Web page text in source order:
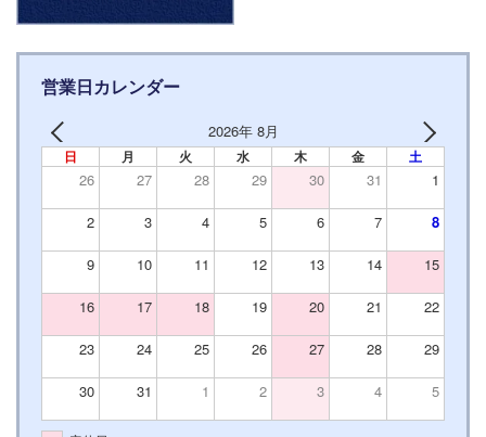
営業日カレンダー
2026年 8月
日 月 火 水 木 金 土
26 27 28 29 30 31 1
2 3 4 5 6 7 8
9 10 11 12 13 14 15
16 17 18 19 20 21 22
23 24 25 26 27 28 29
30 31 1 2 3 4 5